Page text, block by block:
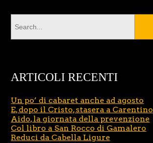
ARTICOLI RECENTI
Un po’ di cabaret anche ad agosto
E, dopo il Cristo, stasera a Carentino
Aido, la giornata della prevenzione
Col libro a San Rocco di Gamalero
Reduci da Cabella Ligure